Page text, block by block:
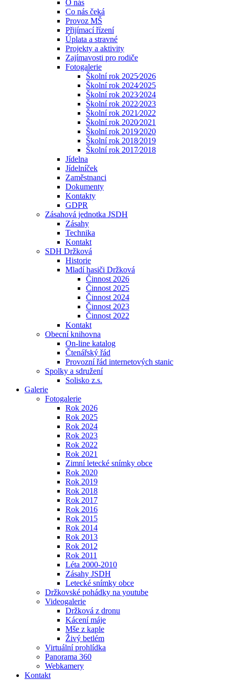
O nás
Co nás čeká
Provoz MŠ
Přijímací řízení
Úplata a stravné
Projekty a aktivity
Zajímavosti pro rodiče
Fotogalerie
Školní rok 2025⁄2026
Školní rok 2024⁄2025
Školní rok 2023⁄2024
Školní rok 2022⁄2023
Školní rok 2021⁄2022
Školní rok 2020⁄2021
Školní rok 2019⁄2020
Školní rok 2018⁄2019
Školní rok 2017⁄2018
Jídelna
Jídelníček
Zaměstnanci
Dokumenty
Kontakty
GDPR
Zásahová jednotka JSDH
Zásahy
Technika
Kontakt
SDH Držková
Historie
Mladí hasiči Držková
Činnost 2026
Činnost 2025
Činnost 2024
Činnost 2023
Činnost 2022
Kontakt
Obecní knihovna
On-line katalog
Čtenářský řád
Provozní řád internetových stanic
Spolky a sdružení
Solisko z.s.
Galerie
Fotogalerie
Rok 2026
Rok 2025
Rok 2024
Rok 2023
Rok 2022
Rok 2021
Zimní letecké snímky obce
Rok 2020
Rok 2019
Rok 2018
Rok 2017
Rok 2016
Rok 2015
Rok 2014
Rok 2013
Rok 2012
Rok 2011
Léta 2000-2010
Zásahy JSDH
Letecké snímky obce
Držkovské pohádky na youtube
Videogalerie
Držková z dronu
Kácení máje
Mše z kaple
Živý betlém
Virtuální prohlídka
Panorama 360
Webkamery
Kontakt